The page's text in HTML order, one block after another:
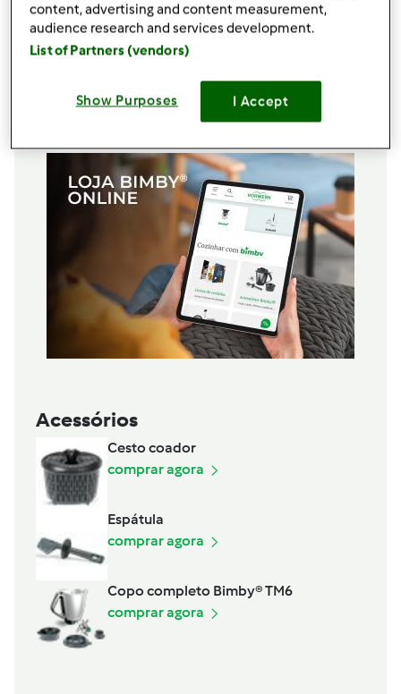
250gramaquinoa
250gramamacedónia,da sua preferência
700gramaágua
Adicionar à lista de compras
Acessórios
Cesto coador
comprar agora
Espátula
comprar agora
Copo completo Bimby® TM6
comprar agora
content, advertising and content measurement,
audience research and services development.
List of Partners (vendors)
Show Purposes I Accept